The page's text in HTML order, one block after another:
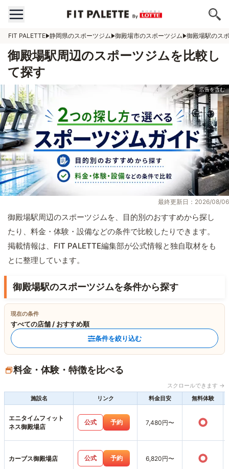
FIT PALETTE 静岡県のスポーツジム 御殿場市のスポーツジム 御殿場駅のス
御殿場駅周辺のスポーツジムを比較し
て探す
最終更新日：2026/08/06
御殿場駅周辺のスポーツジムを、目的別のおすすめから探し
たり、料金・体験・設備などの条件で比較したりできます。
掲載情報は、FIT PALETTE編集部が公式情報と独自取材をも
とに整理しています。
御殿場駅のスポーツジムを条件から探す
現在の条件
すべての店舗 / おすすめ順
条件を絞り込む
料金・体験・特徴を比べる
スクロールできます →
施設名
リンク 料金目安 無料体験
エニタイムフィット
ネス御殿場店
公式 予約 7,480円〜 ○
カーブス御殿場店 公式 予約 6,820円〜 ○